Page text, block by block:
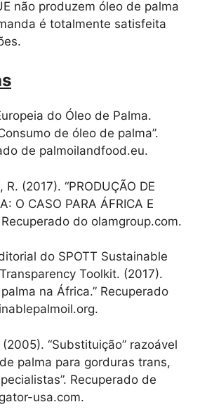
não produzem óleo de palma
é totalmente satisfeita
do Óleo de Palma.
de óleo de palma”.
de palmoilandfood.eu.
R. (2017). “PRODUÇÃO DE
O CASO PARA ÁFRICA E
Recuperado do olamgroup.com.
do SPOTT Sustainable
Toolkit. (2017).
na África.” Recuperado
“Substituição” razoável
palma para gorduras trans,
Recuperado de
usa.com.